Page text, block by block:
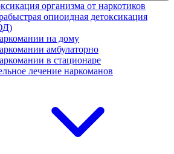
организма от наркотиков
опиоидная детоксикация
на дому
амбулаторно
в стационаре
лечение наркоманов